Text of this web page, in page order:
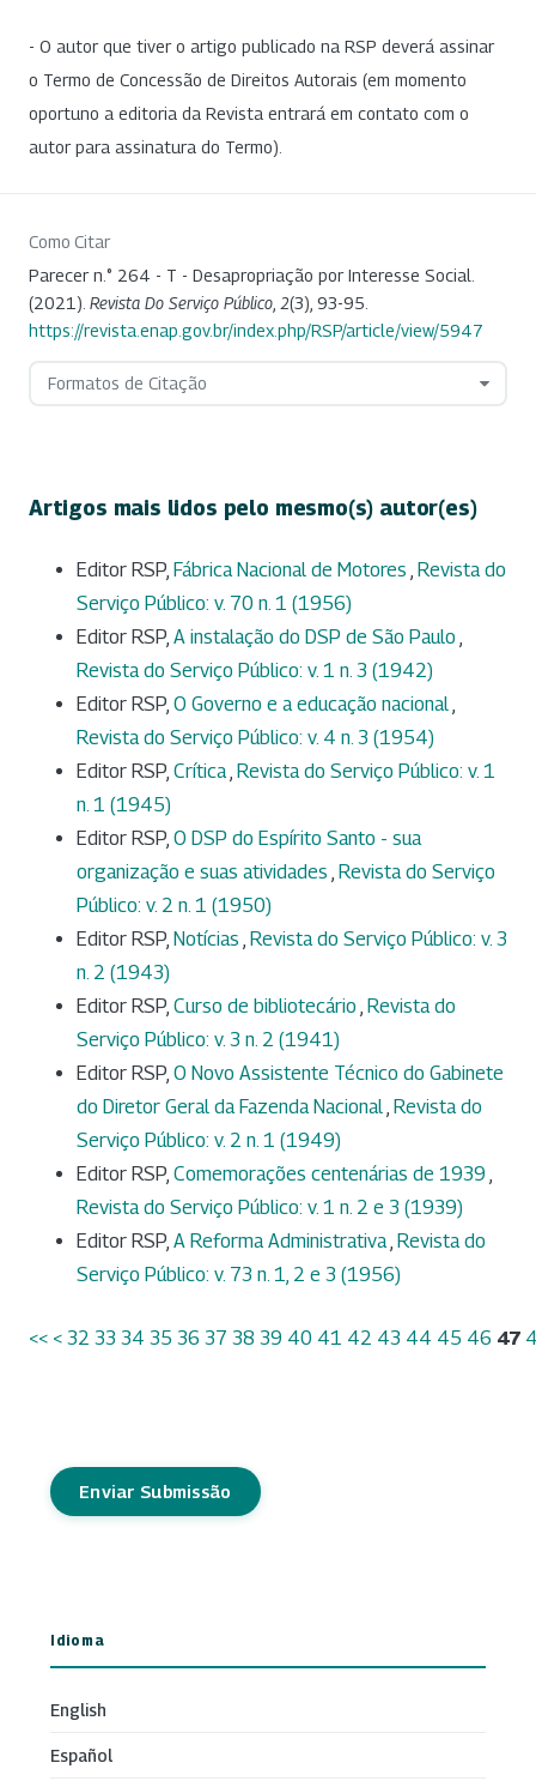
- O autor que tiver o artigo publicado na RSP deverá assinar
o Termo de Concessão de Direitos Autorais (em momento
oportuno a editoria da Revista entrará em contato com o
autor para assinatura do Termo).
Como Citar
Parecer n.° 264 - T - Desapropriação por Interesse Social.
(2021). Revista Do Serviço Público 2(3), 93-95.
https://revista.enap.gov.br/index.php/RSP/article/view/5947
Formatos de Citação
Artigos mais lidos pelo mesmo(s) autor(es)
Editor RSP, Fábrica Nacional de Motores , Revista do
Serviço Público: v. 70 n. 1 (1956)
Editor RSP, A instalação do DSP de São Paulo ,
Revista do Serviço Público: v. 1 n. 3 (1942)
Editor RSP, O Governo e a educação nacional,
Revista do Serviço Público: v. 4 n. 3 (1954)
Editor RSP, Crítica, Revista do Serviço Público: v. 1
n. 1 (1945)
Editor RSP, O DSP do Espírito Santo - sua
organização e suas atividades , Revista do Serviço
Público: v. 2 n. 1 (1950)
Editor RSP, Notícias , Revista do Serviço Público: v. 3
n. 2 (1943)
Editor RSP, Curso de bibliotecário , Revista do
Serviço Público: v. 3 n. 2 (1941)
Editor RSP, O Novo Assistente Técnico do Gabinete
do Diretor Geral da Fazenda Nacional, Revista do
Serviço Público: v. 2 n. 1 (1949)
Editor RSP, Comemorações centenárias de 1939 ,
Revista do Serviço Público: v. 1 n. 2 e 3 (1939)
Editor RSP, A Reforma Administrativa, Revista do
Serviço Público: v. 73 n. 1, 2 e 3 (1956)
<< < 32 33 34 35 36 37 38 39 40 41 42 43 44 45 46 47
Enviar Submissão
Idioma
English
Español